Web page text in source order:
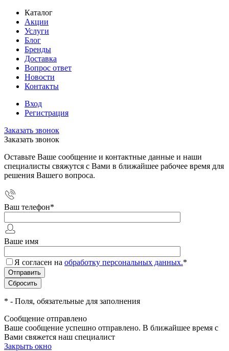
Каталог
Акции
Услуги
Блог
Бренды
Доставка
Вопрос ответ
Новости
Контакты
Вход
Регистрация
Заказать звонок
Заказать звонок
Оставьте Ваше сообщение и контактные данные и наши
специалисты свяжутся с Вами в ближайшее рабочее время для
решения Вашего вопроса.
Ваш телефон*
Ваше имя
Я согласен на обработку персональных данных.*
* - Поля, обязательные для заполнения
Сообщение отправлено
Ваше сообщение успешно отправлено. В ближайшее время с
Вами свяжется наш специалист
Закрыть окно